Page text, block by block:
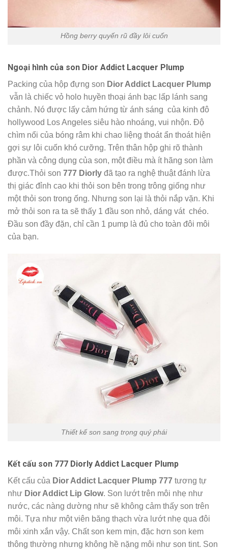
Hồng berry quyến rũ đầy lôi cuốn
Ngoại hình của son Dior Addict Lacquer Plump
Packing của hộp đựng son Dior Addict Lacquer Plump
vẫn là chiếc vỏ holo huyền thoại ánh bạc lấp lánh sang
chảnh. Nó được lấy cảm hứng từ ánh sáng của kinh đô
hollywood Los Angeles siêu hào nhoáng, vui nhộn. Độ
chìm nổi của bóng râm khi chao liệng thoát ẩn thoát hiện
gợi sự lôi cuốn khó cưỡng. Trên thân hộp ghi rõ thành
phần và công dụng của son, một điều mà ít hãng son làm
được.Thỏi son 777 Diorly đã tạo ra nghệ thuật đánh lừa
thị giác đỉnh cao khi thỏi son bên trong trông giống như
một thỏi son trong ống. Nhưng son lại là thỏi nắp vặn. Khi
mở thỏi son ra ta sẽ thấy 1 đầu son nhỏ, dáng vát chéo.
Đầu son đầy đặn, chỉ cần 1 pump là đủ cho toàn đôi môi
của bạn.
Thiết kế son sang trọng quý phái
Kết cấu son 777 Diorly Addict Lacquer Plump
Kết cấu của Dior Addict Lacquer Plump 777 tương tự
như Dior Addict Lip Glow. Son lướt trên môi nhẹ như
nước, các nàng dường như sẽ không cảm thấy son trên
môi. Tựa như một viên băng thạch vừa lướt nhẹ qua đôi
môi xinh xắn vậy. Chất son kem mịn, đặc hơn son kem
thông thường nhưng không hề nặng môi như son tint. Son